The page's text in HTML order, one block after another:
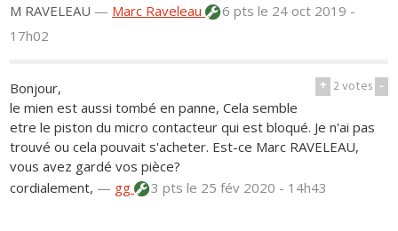
M RAVELEAU — Marc Raveleau 6 ptsle 24 oct 2019 -
17h02
+ 2votes -
Bonjour,
le mien est aussi tombé en panne, Cela semble
etre le piston du micro contacteur qui est bloqué. Je n'ai pas
trouvé ou cela pouvait s'acheter. Est-ce Marc RAVELEAU,
vous avez gardé vos pièce?
cordialement, — gg 3 ptsle 25 fév 2020 - 14h43